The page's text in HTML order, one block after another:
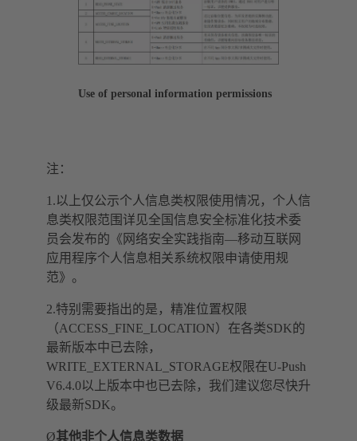
Use of personal information permissions
注：
1.以上仅公示个人信息类权限使用情况，个人信
息类权限范围详见全国信息安全标准化技术委
员会发布的《网络安全实践指南—移动互联网
应用程序个人信息相关系统权限申请使用规
范》。
2.特别需要指出的是，精准位置权限
（ACCESS_FINE_LOCATION）在各类SDK的
最新版本中已去除，
WRITE_EXTERNAL_STORAGE权限在U-Push
V6.4.0以上版本中也已去除，我们建议您尽快升
级最新SDK。
Ø其他非个人信息类数据